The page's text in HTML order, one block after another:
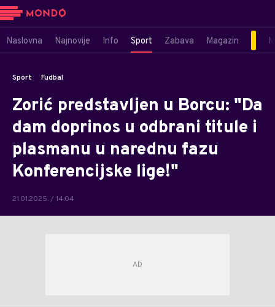
Naslovna Najnovije Info Sport Zabava Magazin
Sport Fudbal
Zorić predstavljen u Borcu: "Da
dam doprinos u odbrani titule i
plasmanu u narednu fazu
Konferencijske lige!"
21.01.2025. / 14:04